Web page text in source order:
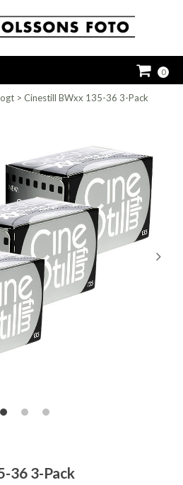
0
> Cinestill BWxx 135-36 3-Pack
36 3-Pack